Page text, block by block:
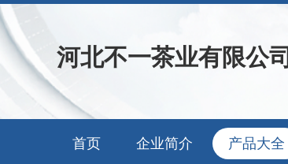
河北不一茶业有限公司
首页 企业简介 产品大全